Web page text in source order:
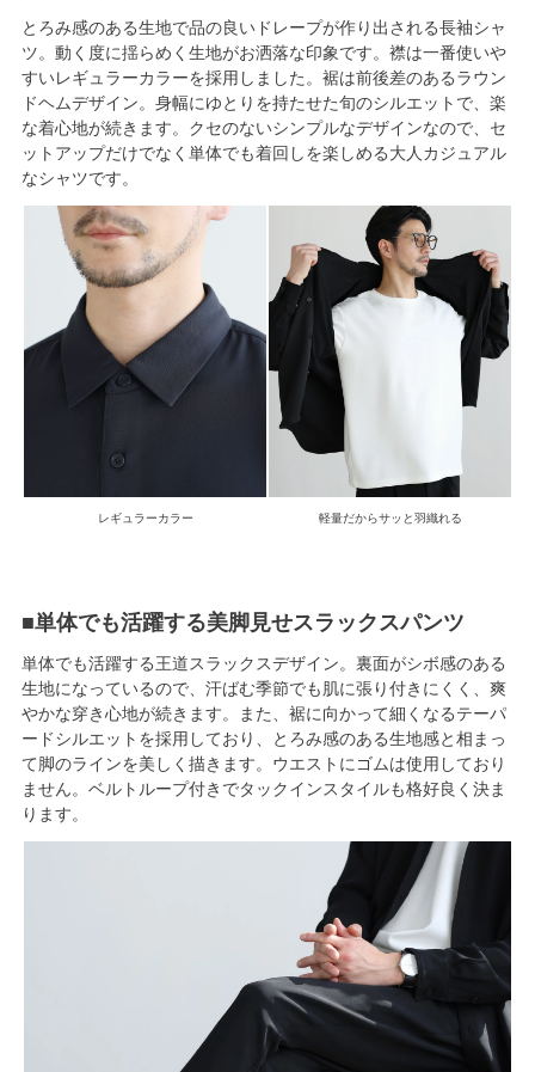
とろみ感のある生地で品の良いドレープが作り出される長袖シャ
ツ。動く度に揺らめく生地がお洒落な印象です。襟は一番使いや
すいレギュラーカラーを採用しました。裾は前後差のあるラウン
ドヘムデザイン。身幅にゆとりを持たせた旬のシルエットで、楽
な着心地が続きます。クセのないシンプルなデザインなので、セ
ットアップだけでなく単体でも着回しを楽しめる大人カジュアル
なシャツです。
レギュラーカラー 軽量だからサッと羽織れる
■単体でも活躍する美脚見せスラックスパンツ
単体でも活躍する王道スラックスデザイン。裏面がシボ感のある
生地になっているので、汗ばむ季節でも肌に張り付きにくく、爽
やかな穿き心地が続きます。また、裾に向かって細くなるテーパ
ードシルエットを採用しており、とろみ感のある生地感と相まっ
て脚のラインを美しく描きます。ウエストにゴムは使用しており
ません。ベルトループ付きでタックインスタイルも格好良く決ま
ります。